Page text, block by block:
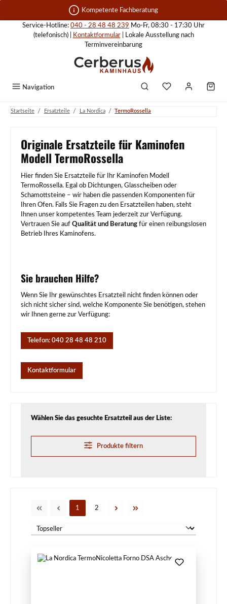
Zum Hauptinhalt springen Kompetente Fachberatung
Service-Hotline: 040 - 28 48 48 239 Mo-Fr, 08:30 - 17:30 Uhr
(telefonisch) |
Kontaktformular| Lokale Ausstellung nach
Terminvereinbarung
Navigation
Startseite / Ersatzteile / La Nordica / TermoRossella
Originale Ersatzteile für Kaminofen
Modell TermoRossella
Hier finden Sie Ersatzteile für Ihr Kaminofen Modell
TermoRossella. Egal ob Dichtungen, Glasscheiben oder
Schamottsteine – wir haben die passenden Komponenten für
Ihren Ofen. Falls Sie Fragen zu den Ersatzteilen haben, steht
Ihnen unser kompetentes Team jederzeit zur Verfügung.
Vertrauen Sie auf Qualität und Beratung für einen reibungslosen
Betrieb Ihres Kaminofens.
Sie brauchen Hilfe?
Wenn Sie Ihr gewünschtes Ersatzteil nicht finden können oder
sich nicht sicher sind, welche Komponente Sie benötigen, stehen
wir Ihnen gerne zur Verfügung:
Telefon: 040 28 48 48 210
Kontaktformular
Wählen Sie das gesuchte Ersatzteil aus der Liste:
Produkte filtern
Seite
1 Seite
2